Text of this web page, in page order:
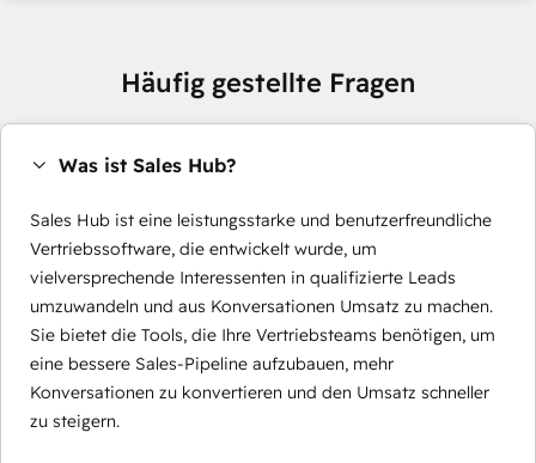
Häufig gestellte Fragen
Was ist Sales Hub?
Sales Hub ist eine leistungsstarke und benutzerfreundliche
Vertriebssoftware, die entwickelt wurde, um
vielversprechende Interessenten in qualifizierte Leads
umzuwandeln und aus Konversationen Umsatz zu machen.
Sie bietet die Tools, die Ihre Vertriebsteams benötigen, um
eine bessere Sales-Pipeline aufzubauen, mehr
Konversationen zu konvertieren und den Umsatz schneller
zu steigern.